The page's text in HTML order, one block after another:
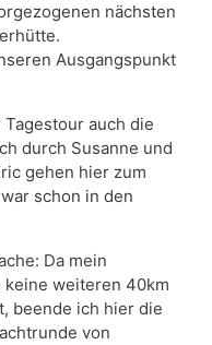
nächsten
Ausgangspunkt
auch die
durch Susanne und
gehen hier zum
schon in den
Da mein
keine weiteren 40km
beende ich hier die
von